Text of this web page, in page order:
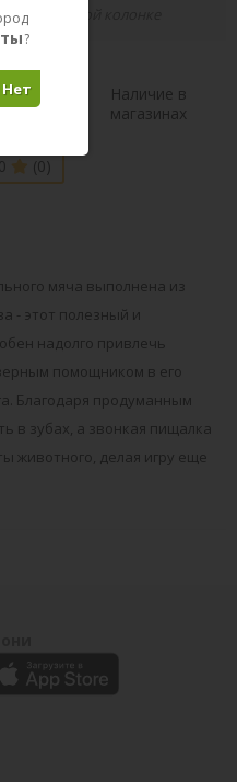
в правой колонке
Наличие в
магазинах
(0)
мяча выполнена из
- этот полезный и
надолго привлечь
помощником в его
Благодаря продуманным
в зубах, а звонкая пищалка
животного, делая игру еще
?
Нет